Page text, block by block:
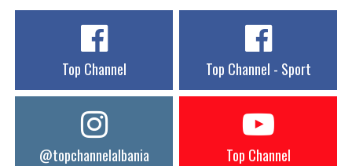
Top Channel Top Channel - Sport
@topchannelalbania Top Channel